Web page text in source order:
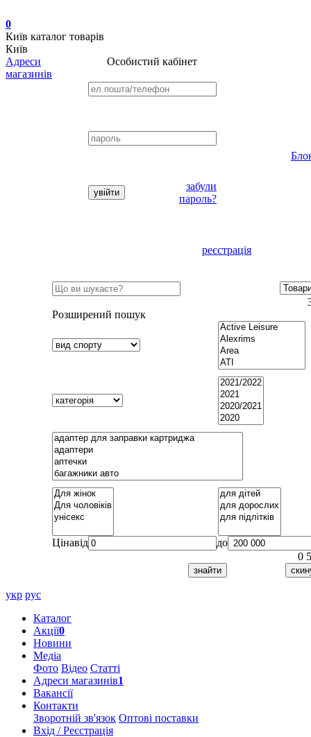
0
Київ каталог товарів
Київ
Адреси
магазинів
Особистий кабінет
забули
пароль?
реєстрація
Розширений пошук
Цінавід
до
0
укр рус
Каталог
Акції0
Новини
Медіа
Фото Відео Статті
Адреси магазинів1
Вакансії
Контакти
Зворотній зв'язок Оптові поставки
Вхід / Реєстрація